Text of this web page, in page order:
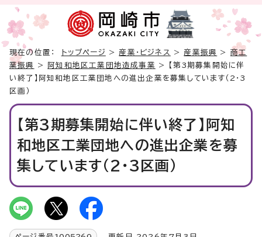
現在の位置： トップページ > 産業・ビジネス > 産業振興 > 商工
業振興
> 阿知和地区工業団地造成事業
> 【第3期募集開始に伴
い終了】阿知和地区工業団地への進出企業を募集しています（2・3
区画）
【第3期募集開始に伴い終了】阿知
和地区工業団地への進出企業を募
集しています（2・3区画）